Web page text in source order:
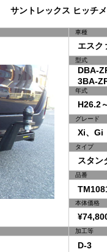
サントレックス ヒッチ
車種
エスク
型式
DBA-
3BA-
年式
H26.2
グレード
Xi、Gi
タイプ
スタン
品番
本体価格
加工等
D-3